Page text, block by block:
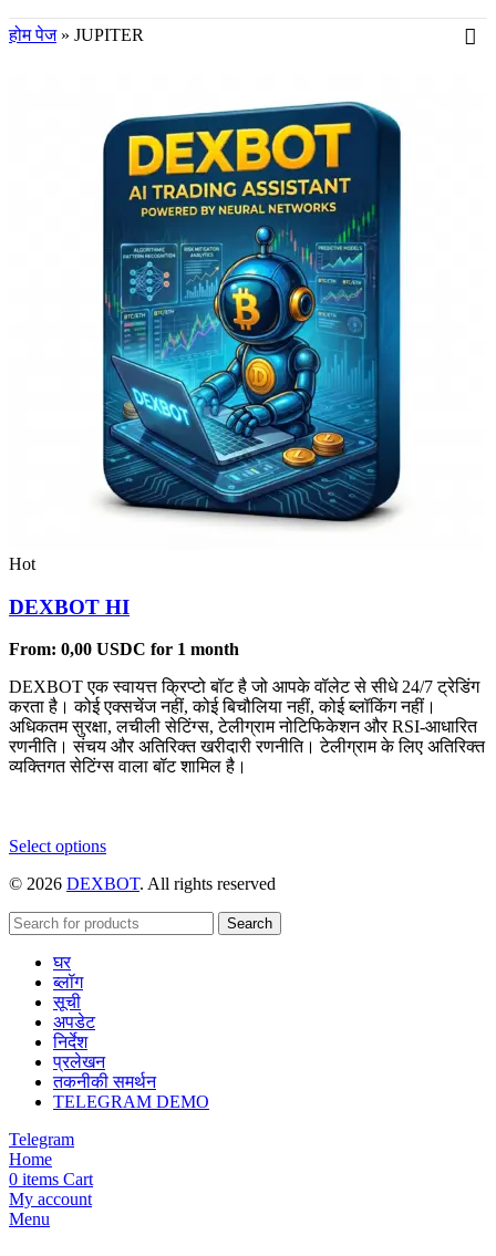
होम पेज» JUPITER
Hot
DEXBOT HI
From: 0,00 USDC for 1 month
DEXBOT एक स्वायत्त क्रिप्टो बॉट है जो आपके वॉलेट से सीधे 24/7 ट्रेडिंग
करता है। कोई एक्सचेंज नहीं, कोई बिचौलिया नहीं, कोई ब्लॉकिंग नहीं।
अधिकतम सुरक्षा, लचीली सेटिंग्स, टेलीग्राम नोटिफिकेशन और RSI-आधारित
रणनीति। संचय और अतिरिक्त खरीदारी रणनीति। टेलीग्राम के लिए अतिरिक्त
व्यक्तिगत सेटिंग्स वाला बॉट शामिल है।
Select optionsThis
has
variants.
the
product
page
© 2026 DEXBOT. All rights reserved
Search
घर
ब्लॉग
सूची
अपडेट
निर्देश
प्रलेखन
तकनीकी समर्थन
TELEGRAM DEMO
Telegram
Home
0 items Cart
My account
Menu